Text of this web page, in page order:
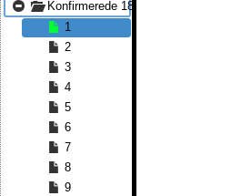
Konfirmerede 1801 - Konfirmerede
1
2
3
4
5
6
7
8
9